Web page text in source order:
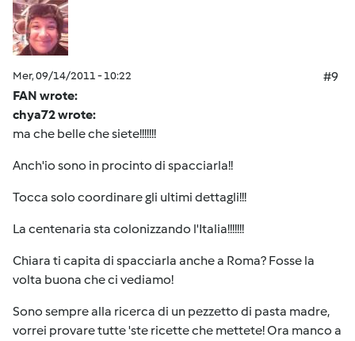
Mer, 09/14/2011 - 10:22
#9
FAN wrote:
chya72 wrote:
ma che belle che siete!!!!!!!
Anch'io sono in procinto di spacciarla!!
Tocca solo coordinare gli ultimi dettagli!!!
La centenaria sta colonizzando l'Italia!!!!!!!
Chiara ti capita di spacciarla anche a Roma? Fosse la
volta buona che ci vediamo!
Sono sempre alla ricerca di un pezzetto di pasta madre,
vorrei provare tutte 'ste ricette che mettete! Ora manco a